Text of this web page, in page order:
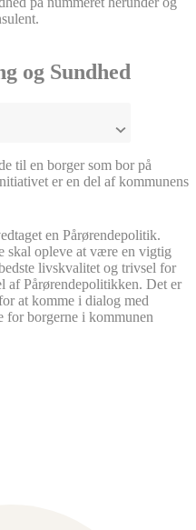
og Sundhed
til en borger som bor på
er en del af kommunens
en Pårørendepolitik.
skal opleve at være en vigtig
livskvalitet og trivsel for
af Pårørendepolitikken. Det er
at komme i dialog med
for borgerne i kommunen